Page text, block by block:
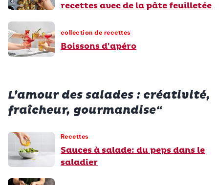
recettes avec de la pâte feuilletée
collection de recettes
Boissons d'apéro
L’amour des salades : créativité,
fraîcheur, gourmandise“
Recettes
Sauces à salade: du peps dans le
saladier